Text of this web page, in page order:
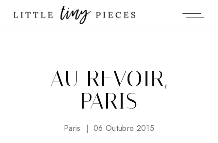
AU REVOIR,
PARIS
Paris 06 Outubro 2015